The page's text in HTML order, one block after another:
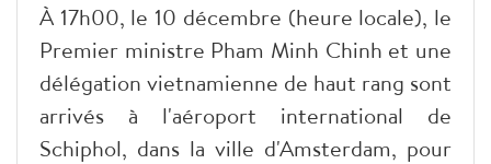
À 17h00, le 10 décembre (heure locale), le
Premier ministre Pham Minh Chinh et une
délégation vietnamienne de haut rang sont
arrivés à l'aéroport international de
Schiphol, dans la ville d'Amsterdam, pour